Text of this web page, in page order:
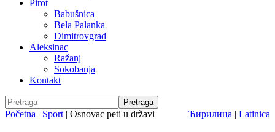
Pirot
Babušnica
Bela Palanka
Dimitrovgrad
Aleksinac
Ražanj
Sokobanja
Kontakt
Ћирилица | Latinica
Početna | Sport | Osnovac peti u državi